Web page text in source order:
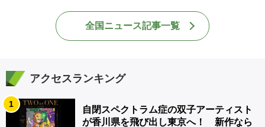
全国ニュース記事一覧
アクセスランキング
1
自閉スペクトラム症の双子アーティスト
が香川県を飛び出し東京へ！ 新作なら